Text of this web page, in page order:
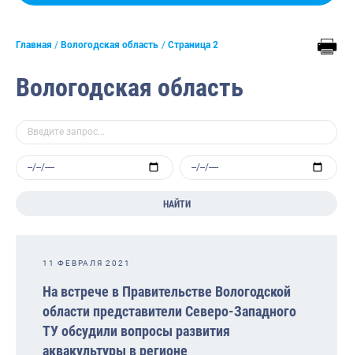
Главная Вологодская область Страница 2
Вологодская область
НАЙТИ
11 ФЕВРАЛЯ 2021
На встрече в Правительстве Вологодской
области представители Северо-Западного
ТУ обсудили вопросы развития
аквакультуры в регионе